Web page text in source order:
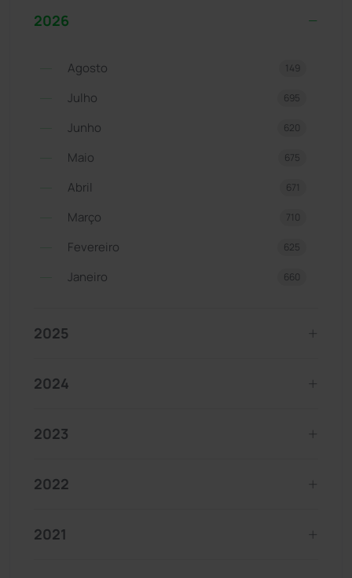
2026
Agosto 149
Julho 695
Junho 620
Maio 675
Abril 671
Março 710
Fevereiro 625
Janeiro 660
2025
2024
2023
2022
2021